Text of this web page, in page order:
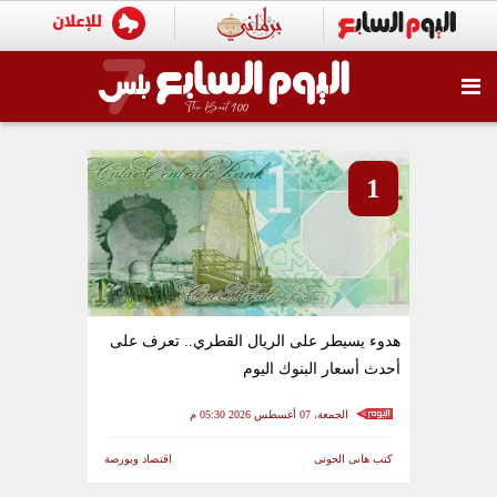
1
هدوء يسيطر على الريال القطري.. تعرف على
أحدث أسعار البنوك اليوم
الجمعة، 07 أغسطس 2026 05:30 م
كتب هانى الحوتى اقتصاد وبورصة